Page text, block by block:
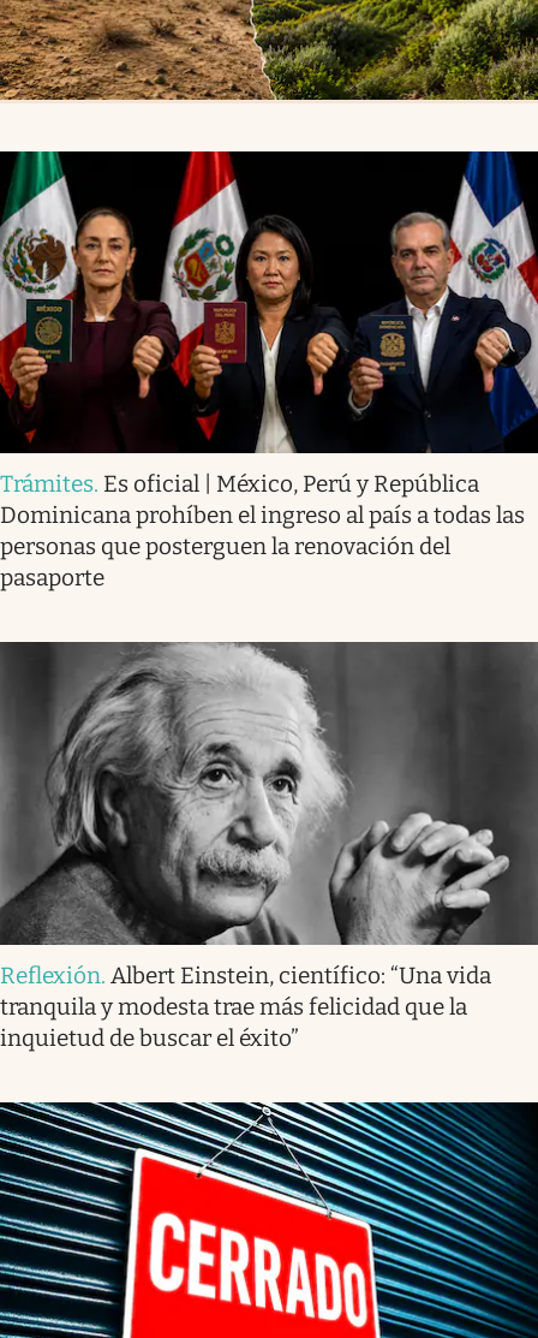
Trámites. Es oficial | México, Perú y República
Dominicana prohíben el ingreso al país a todas las
personas que posterguen la renovación del
pasaporte
Reflexión. Albert Einstein, científico: “Una vida
tranquila y modesta trae más felicidad que la
inquietud de buscar el éxito”